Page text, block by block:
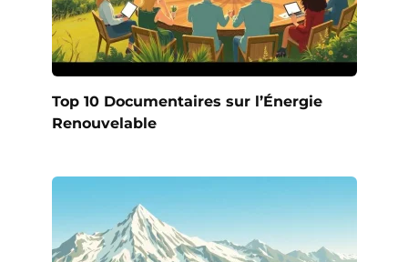
Top 10 Documentaires sur l’Énergie
Renouvelable